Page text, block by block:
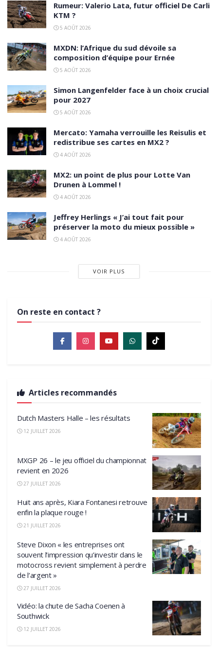
Rumeur: Valerio Lata, futur officiel De Carli
KTM ?
5 AOÛT 2026
MXDN: l’Afrique du sud dévoile sa
composition d’équipe pour Ernée
5 AOÛT 2026
Simon Langenfelder face à un choix crucial
pour 2027
5 AOÛT 2026
Mercato: Yamaha verrouille les Reisulis et
redistribue ses cartes en MX2 ?
4 AOÛT 2026
MX2: un point de plus pour Lotte Van
Drunen à Lommel !
4 AOÛT 2026
Jeffrey Herlings « J’ai tout fait pour
préserver la moto du mieux possible »
4 AOÛT 2026
VOIR PLUS
On reste en contact ?
Articles recommandés
Dutch Masters Halle – les résultats
12 JUILLET 2026
MXGP 26 – le jeu officiel du championnat
revient en 2026
27 JUILLET 2026
Huit ans après, Kiara Fontanesi retrouve
enfin la plaque rouge !
21 JUILLET 2026
Steve Dixon « les entreprises ont
souvent l’impression qu’investir dans le
motocross revient simplement à perdre
de l’argent »
27 JUILLET 2026
Vidéo: la chute de Sacha Coenen à
Southwick
12 JUILLET 2026